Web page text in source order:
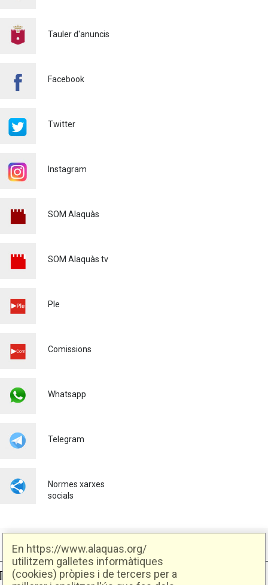
En https://www.alaquas.org/
utilitzem galletes informàtiques
(cookies) pròpies i de tercers per a
Tauler d'anuncis
Facebook
Twitter
Instagram
SOM Alaquàs
SOM Alaquàs tv
Ple
Comissions
Whatsapp
Telegram
Normes xarxes
socials
Ajuntament d'Alaquàs Creative Commons